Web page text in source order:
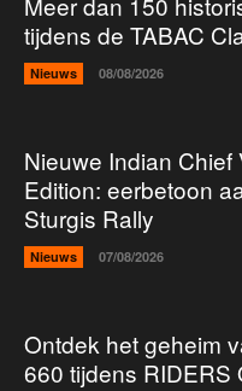
tijdens de TABAC
Nieuws 08/08/2026
Nieuwe Indian
Edition: eerbetoon
Sturgis Rally
Nieuws 07/08/2026
Ontdek het geheim
660 tijdens RIDERS